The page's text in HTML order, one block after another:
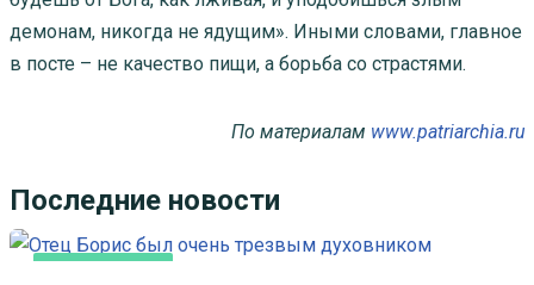
демонам, никогда не ядущим». Иными словами, главное
в посте – не качество пищи, а борьба со страстями.
По материалам www.patriarchia.ru
Последние новости